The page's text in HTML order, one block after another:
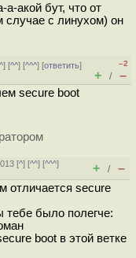
а-акой бут, что от
случае с линухом) он
^] [^^] [^^^] [ответить]
–2
+ / –
secure boot
[^] [^^] [^^^]
+ / –
отличается secure
тебе было полегче:
boot в этой ветке